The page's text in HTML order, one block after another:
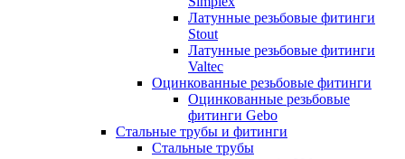
Латунные резьбовые фитинги
Stout
Латунные резьбовые фитинги
Valtec
Оцинкованные резьбовые фитинги
Оцинкованные резьбовые
фитинги Gebo
Стальные трубы и фитинги
Стальные трубы